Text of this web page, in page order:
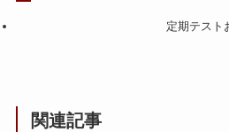
定期テスト
関連記事